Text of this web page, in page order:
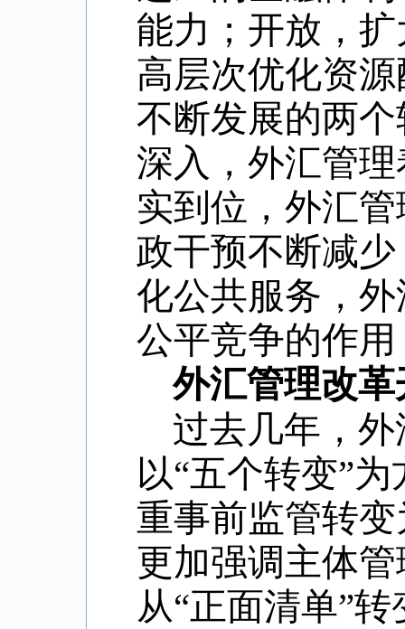
能力；开放，
高层次优化资
不断发展的两
深入，外汇管
实到位，外汇
政干预不断减
化公共服务，
公平竞争的作
外汇管理改革
过去几年，外
以“五个转变”
重事前监管转
更加强调主体
从“正面清单”